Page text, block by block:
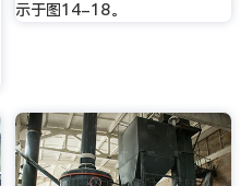
示于图14-18。